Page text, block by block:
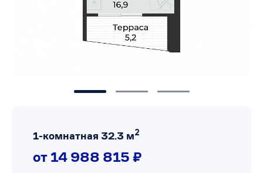
1-комнатная 32.3 м2
от 14 988 815 ₽